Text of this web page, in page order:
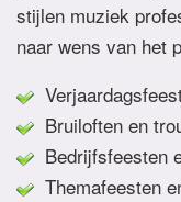
stijlen muziek
naar wens van het
Bruiloften en
Bedrijfsfeesten
Themafeesten